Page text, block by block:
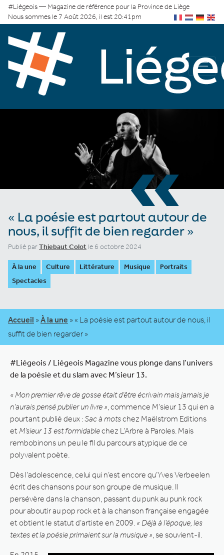
#Liégeois — Magazine de référence pour la Province de Liège
Nous sommes le 7 Août 2026, il est 20:41pm
«
« La poésie est partout autour de
nous, il suffit de bien regarder »
Publié parThiebaut Colot le 6 octobre 2024
À la une Culture Littérature Musique
Portraits
Spectacles
Accueil » À la une » « La poésie est partout autour de nous, il
suffit de bien regarder »
#Liégeois / Liégeois Magazine vous plonge dans l’univers
de la poésie et du slam avec M’sieur 13.
« Mon premier rêve de gosse était d’être écrivain mais jamais je
n’aurais pensé publier un livre » , commence M’sieur 13 qui en a
pourtant publié deux :Sac à motschez Maëlstrom Editions
et M’sieur 13 est formidablechez L’Arbre à Paroles. Mais
rembobinons un peu le fil du parcours atypique de ce
polyvalent poète.
Dès l’adolescence, celui qui n’est encore qu’Yves Verbeelen
écrit des chansons pour son groupe de musique. Il
persévère dans la chanson, passant du punk au punk rock
pour aboutir au pop rock et à la chanson française engagée
et obtient le statut d’artiste en 2009. « Déjà à l’époque, les
textes et la poésie primaient sur la musique » , se souvient-il.